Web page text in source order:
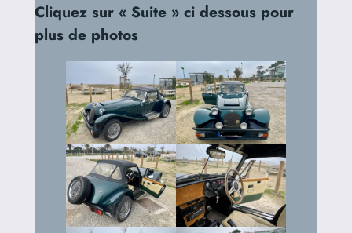
Cliquez sur « Suite » ci dessous pour
plus de photos